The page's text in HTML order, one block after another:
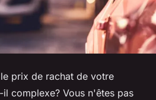
prix de rachat de votre
complexe? Vous n'êtes pas